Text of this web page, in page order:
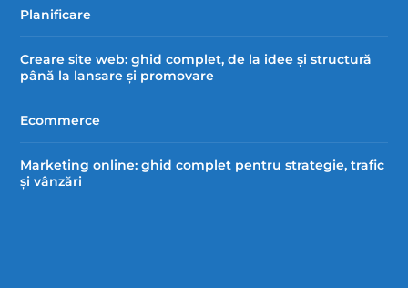
Planificare
Creare site web: ghid complet, de la idee și structură
până la lansare și promovare
Ecommerce
Marketing online: ghid complet pentru strategie, trafic
și vânzări